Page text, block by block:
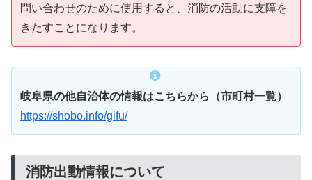
問い合わせのために使用すると、消防の活動に支障を
きたすことになります。
岐阜県の他自治体の情報はこちらから（市町村一覧）
https://shobo.info/gifu/
消防出動情報について